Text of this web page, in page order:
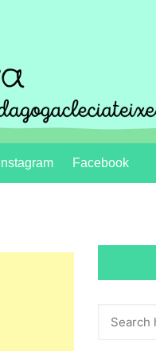
Instagram Facebook